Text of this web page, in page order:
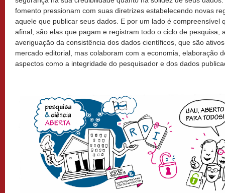
fomento pressionam com suas diretrizes estabelecendo novas
aquele que publicar seus dados. E por um lado é compreensível
afinal, são elas que pagam e registram todo o ciclo de pesquisa,
averiguação da consistência dos dados científicos, que são
mercado editorial, mas colaboram com a economia, elaboração
aspectos como a integridade do pesquisador e dos dados